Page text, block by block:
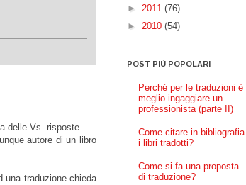
delle Vs. risposte.
autore di un libro
una traduzione chieda
► 2011 (76)
► 2010 (54)
POST PIÙ POPOLARI
Perché per le traduzioni è
meglio ingaggiare un
professionista (parte II)
Come citare in bibliografia
i libri tradotti?
Come si fa una proposta
di traduzione?